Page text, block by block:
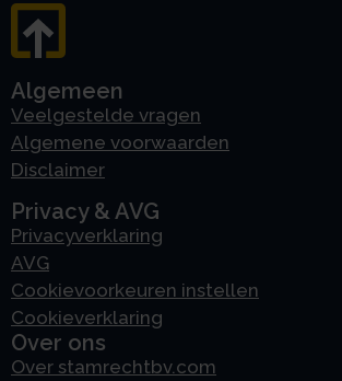
Algemeen
Veelgestelde vragen
Algemene voorwaarden
Disclaimer
Privacy & AVG
Privacyverklaring
AVG
Cookievoorkeuren instellen
Cookieverklaring
Over ons
Over stamrechtbv.com